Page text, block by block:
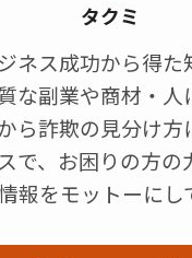
タクミ
ネス成功から得た
な副業や商材・人
ら詐欺の見分け方
で、お困りの方の
報をモットーにし